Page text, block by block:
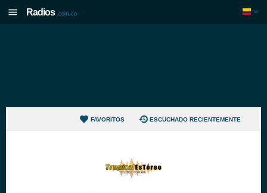
Radios .com.co
FAVORITOS ESCUCHADO RECIENTEMENTE